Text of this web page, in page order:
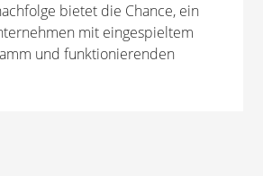
bietet die Chance, ein
mit eingespieltem
und funktionierenden